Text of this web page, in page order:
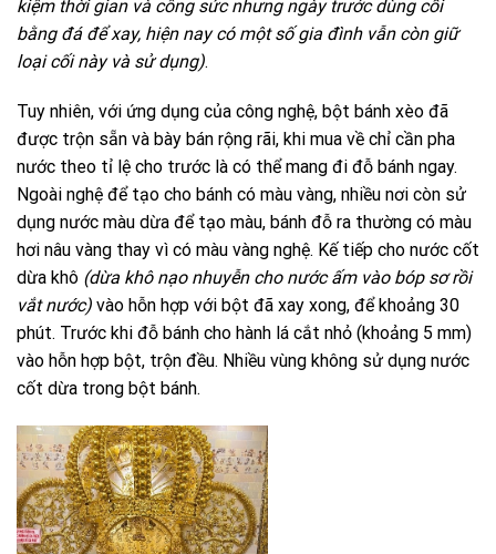
kiệm thời gian và công sức nhưng ngày trước dùng cối
bằng đá để xay, hiện nay có một số gia đình vẫn còn giữ
loại cối này và sử dụng).
Tuy nhiên, với ứng dụng của công nghệ, bột bánh xèo đã
được trộn sẵn và bày bán rộng rãi, khi mua về chỉ cần pha
nước theo tỉ lệ cho trước là có thể mang đi đỗ bánh ngay.
Ngoài nghệ để tạo cho bánh có màu vàng, nhiều nơi còn sử
dụng nước màu dừa để tạo màu, bánh đỗ ra thường có màu
hơi nâu vàng thay vì có màu vàng nghệ. Kế tiếp cho nước cốt
dừa khô (dừa khô nạo nhuyễn cho nước ấm vào bóp sơ rồi
vắt nước) vào hỗn hợp với bột đã xay xong, để khoảng 30
phút. Trước khi đỗ bánh cho hành lá cắt nhỏ (khoảng 5 mm)
vào hỗn hợp bột, trộn đều. Nhiều vùng không sử dụng nước
cốt dừa trong bột bánh.